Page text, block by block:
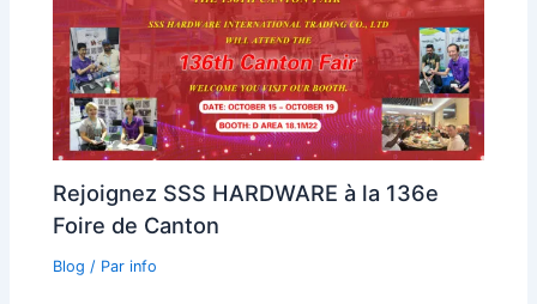
Rejoignez SSS HARDWARE à la 136e
Foire de Canton
Blog / Parinfo